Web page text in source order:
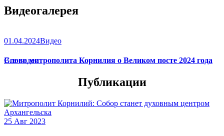
Видеогалерея
01.04.2024Видео
Слово митрополита Корнилия о Великом посте 2024 года
Все видео
Публикации
25 Авг 2023